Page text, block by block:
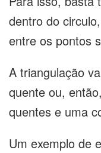
dentro do
entre os pontos
A triangulação
quente ou,
quentes e uma
Um exemplo de